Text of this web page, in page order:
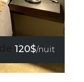
120$/nuit